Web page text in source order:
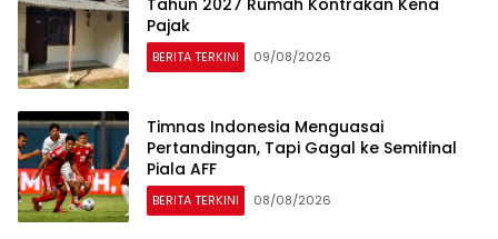
Pajak
BERITA TERKINI 09/08/2026
Timnas Indonesia Menguasai
Pertandingan, Tapi Gagal ke Semifinal
Piala AFF
BERITA TERKINI 08/08/2026